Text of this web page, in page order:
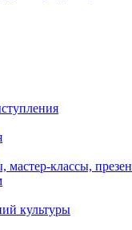
классы,
культуры